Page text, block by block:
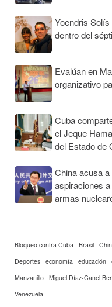
Yoendris
dentro del
Evalúan en
organizativo
Cuba
el Jeque
del Estado de
China acusa
aspiraciones
armas
Bloqueo contra Cuba Brasil
Deportes economía educación
Manzanillo Miguel Díaz-Canel
Venezuela